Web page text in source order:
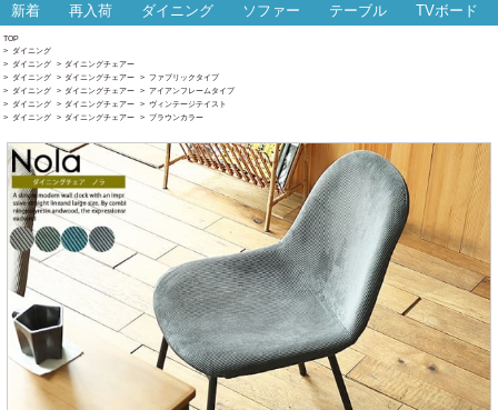
新着 再入荷 ダイニング ソファー テーブル TVボード
TOP
> ダイニング
> ダイニング > ダイニングチェアー
> ダイニング > ダイニングチェアー > ファブリックタイプ
> ダイニング > ダイニングチェアー > アイアンフレームタイプ
> ダイニング > ダイニングチェアー > ヴィンテージテイスト
> ダイニング > ダイニングチェアー > ブラウンカラー